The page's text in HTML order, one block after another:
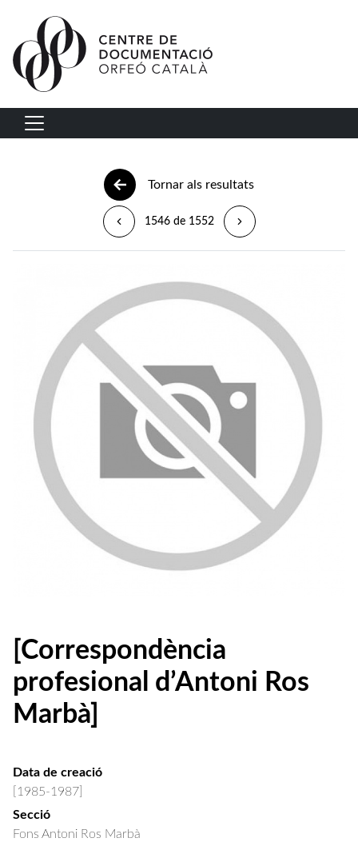
Vés al contingut
Navegació principal
Tornar als resultats
1546 de 1552
[Correspondència
profesional d’Antoni Ros
Marbà]
Data de creació
[1985-1987]
Secció
Fons Antoni Ros Marbà